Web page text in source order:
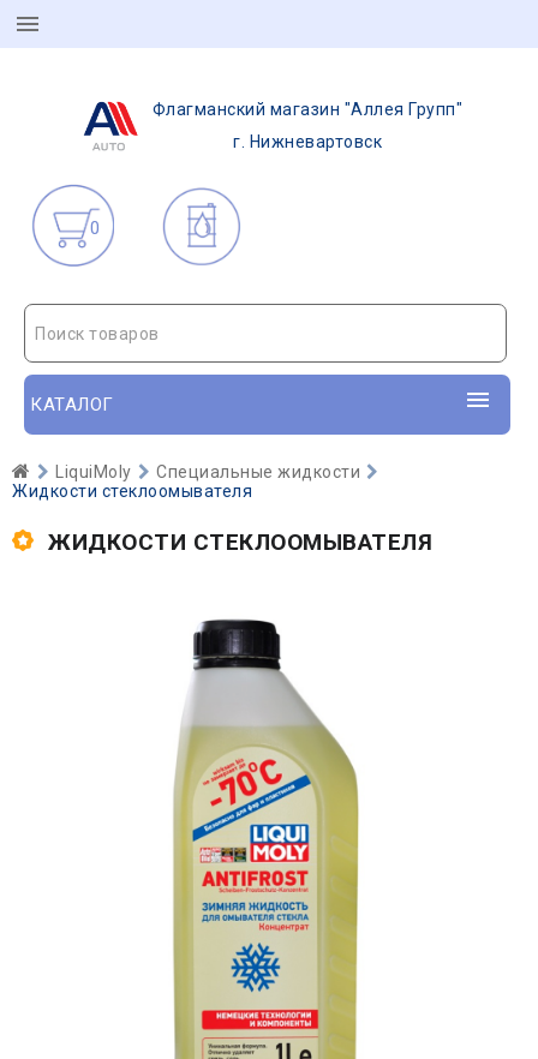
Флагманский магазин "Аллея Групп"
г. Нижневартовск
0
Поиск товаров
КАТАЛОГ
LiquiMoly
Специальные жидкости
Жидкости стеклоомывателя
ЖИДКОСТИ СТЕКЛООМЫВАТЕЛЯ